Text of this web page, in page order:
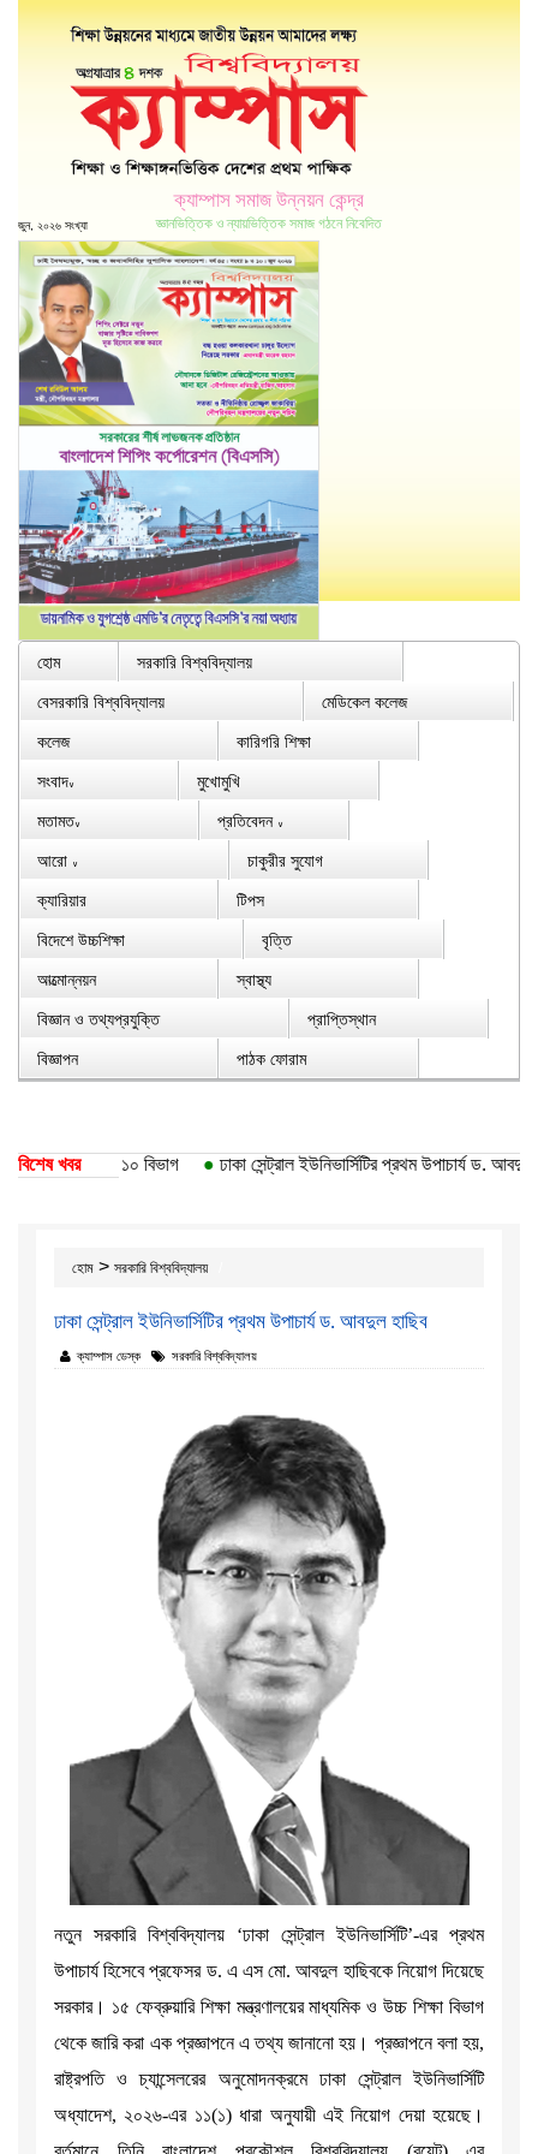
ক্যাম্পাস সমাজ উন্নয়ন কেন্দ্র
জ্ঞানভিত্তিক ও ন্যায়ভিত্তিক সমাজ গঠনে নিবেদিত
জুন, ২০২৬ সংখ্যা
হোম
সরকারি বিশ্ববিদ্যালয়
বেসরকারি বিশ্ববিদ্যালয়
মেডিকেল কলেজ
কলেজ
কারিগরি শিক্ষা
সংবাদ∨
মুখোমুখি
মতামত∨ প্রতিবেদন ∨
আরো ∨
চাকুরীর সুযোগ
ক্যারিয়ার
টিপস
বিদেশে উচ্চশিক্ষা
বৃত্তি
আত্মোন্নয়ন
স্বাস্থ্য
বিজ্ঞান ও তথ্যপ্রযুক্তি
প্রাপ্তিস্থান
বিজ্ঞাপন
পাঠক ফোরাম
বিশেষ খবর
বিশ্ববিদ্যালয়ের ১০ বিভাগ ঢাকা সেন্ট্রাল ইউনিভার্সিটির প্রথম উপাচার্য ড. আবদুল
হোম > সরকারি বিশ্ববিদ্যালয়
ঢাকা সেন্ট্রাল ইউনিভার্সিটির প্রথম উপাচার্য ড. আবদুল হাছিব
ক্যাম্পাস ডেস্ক সরকারি বিশ্ববিদ্যালয়
নতুন সরকারি বিশ্ববিদ্যালয় ‘ঢাকা সেন্ট্রাল ইউনিভার্সিটি’-এর প্রথম
উপাচার্য হিসেবে প্রফেসর ড. এ এস মো. আবদুল হাছিবকে নিয়োগ দিয়েছে
সরকার। ১৫ ফেব্রুয়ারি শিক্ষা মন্ত্রণালয়ের মাধ্যমিক ও উচ্চ শিক্ষা বিভাগ
থেকে জারি করা এক প্রজ্ঞাপনে এ তথ্য জানানো হয়। প্রজ্ঞাপনে বলা হয়,
রাষ্ট্রপতি ও চ্যান্সেলরের অনুমোদনক্রমে ঢাকা সেন্ট্রাল ইউনিভার্সিটি
অধ্যাদেশ, ২০২৬-এর ১১(১) ধারা অনুযায়ী এই নিয়োগ দেয়া হয়েছে।